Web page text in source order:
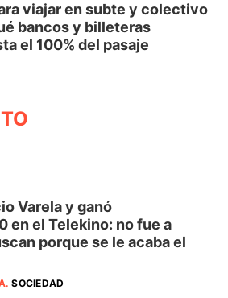
viajar en subte y colectivo
bancos y billeteras
el 100% del pasaje
Varela y ganó
en el Telekino: no fue a
porque se le acaba el
.SOCIEDAD